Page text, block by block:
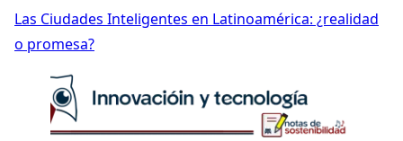
Las Ciudades Inteligentes en Latinoamérica: ¿realidad
o promesa?